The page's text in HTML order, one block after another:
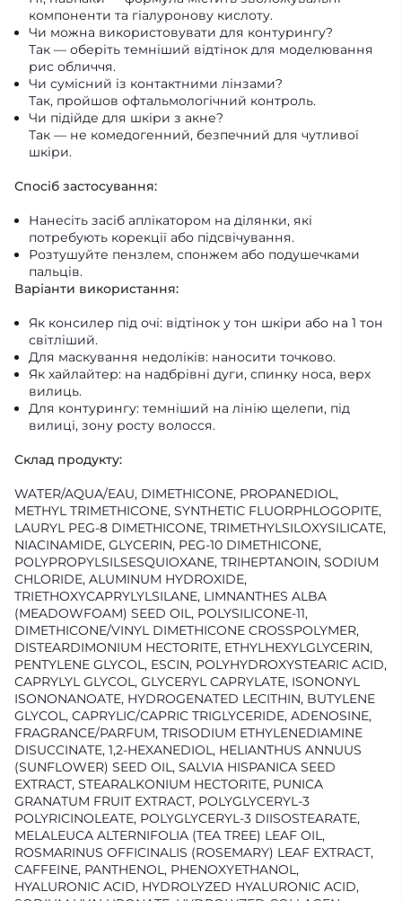
компоненти та гіалуронову кислоту.
Чи можна використовувати для контурингу?
Так — оберіть темніший відтінок для моделювання
рис обличчя.
Чи сумісний із контактними лінзами?
Так, пройшов офтальмологічний контроль.
Чи підійде для шкіри з акне?
Так — не комедогенний, безпечний для чутливої
шкіри.
Спосіб застосування:
Нанесіть засіб аплікатором на ділянки, які
потребують корекції або підсвічування.
Розтушуйте пензлем, спонжем або подушечками
пальців.
Варіанти використання:
Як консилер під очі: відтінок у тон шкіри або на 1 тон
світліший.
Для маскування недоліків: наносити точково.
Як хайлайтер: на надбрівні дуги, спинку носа, верх
вилиць.
Для контурингу: темніший на лінію щелепи, під
вилиці, зону росту волосся.
Склад продукту:
WATER/AQUA/EAU, DIMETHICONE, PROPANEDIOL,
METHYL TRIMETHICONE, SYNTHETIC FLUORPHLOGOPITE,
LAURYL PEG-8 DIMETHICONE, TRIMETHYLSILOXYSILICATE,
NIACINAMIDE, GLYCERIN, PEG-10 DIMETHICONE,
POLYPROPYLSILSESQUIOXANE, TRIHEPTANOIN, SODIUM
CHLORIDE, ALUMINUM HYDROXIDE,
TRIETHOXYCAPRYLYLSILANE, LIMNANTHES ALBA
(MEADOWFOAM) SEED OIL, POLYSILICONE-11,
DIMETHICONE/VINYL DIMETHICONE CROSSPOLYMER,
DISTEARDIMONIUM HECTORITE, ETHYLHEXYLGLYCERIN,
PENTYLENE GLYCOL, ESCIN, POLYHYDROXYSTEARIC ACID,
CAPRYLYL GLYCOL, GLYCERYL CAPRYLATE, ISONONYL
ISONONANOATE, HYDROGENATED LECITHIN, BUTYLENE
GLYCOL, CAPRYLIC/CAPRIC TRIGLYCERIDE, ADENOSINE,
FRAGRANCE/PARFUM, TRISODIUM ETHYLENEDIAMINE
DISUCCINATE, 1,2-HEXANEDIOL, HELIANTHUS ANNUUS
(SUNFLOWER) SEED OIL, SALVIA HISPANICA SEED
EXTRACT, STEARALKONIUM HECTORITE, PUNICA
GRANATUM FRUIT EXTRACT, POLYGLYCERYL-3
POLYRICINOLEATE, POLYGLYCERYL-3 DIISOSTEARATE,
MELALEUCA ALTERNIFOLIA (TEA TREE) LEAF OIL,
ROSMARINUS OFFICINALIS (ROSEMARY) LEAF EXTRACT,
CAFFEINE, PANTHENOL, PHENOXYETHANOL,
HYALURONIC ACID, HYDROLYZED HYALURONIC ACID,